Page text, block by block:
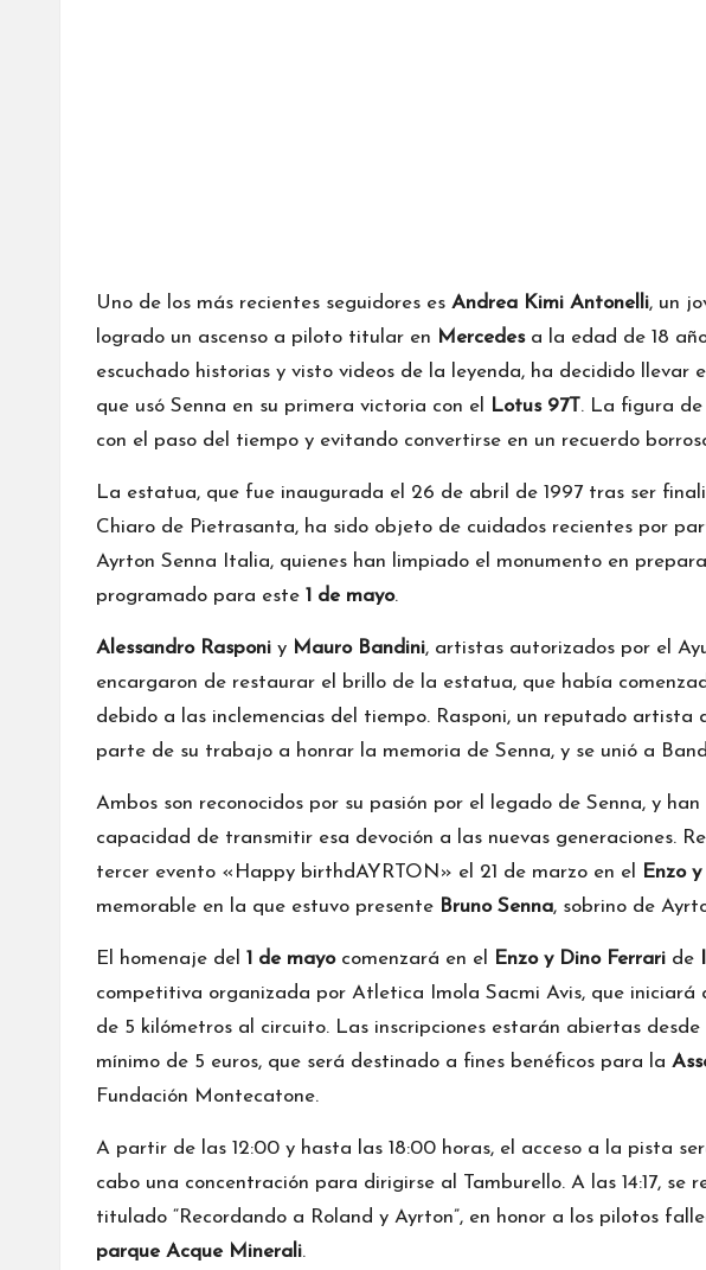
Uno de los más recientes seguidores es Andrea Kimi Antonelli, un
logrado un ascenso a piloto titular en Mercedesa la edad de 18
escuchado historias y visto videos de la leyenda, ha decidido llevar
que usó Senna en su primera victoria con el
Lotus 97T. La figura de
con el paso del tiempo y evitando convertirse en un recuerdo
La estatua, que fue inaugurada el 26 de abril de 1997 tras ser
Chiaro de Pietrasanta, ha sido objeto de cuidados recientes por
Ayrton Senna Italia, quienes han limpiado el monumento en
programado para este 1 de mayo.
Alessandro Rasponi y Mauro Bandini, artistas autorizados por el
encargaron de restaurar el brillo de la estatua, que había
debido a las inclemencias del tiempo. Rasponi, un reputado artista
parte de su trabajo a honrar la memoria de Senna, y se unió a
Ambos son reconocidos por su pasión por el legado de Senna, y han
capacidad de transmitir esa devoción a las nuevas generaciones.
tercer evento «Happy birthdAYRTON» el 21 de marzo en el
Enzo
memorable en la que estuvo presente Bruno Senna, sobrino de
El homenaje del 1 de mayocomenzará en el Enzo y Dino Ferrari de
competitiva organizada por Atletica Imola Sacmi Avis, que iniciará
de 5 kilómetros al circuito. Las inscripciones estarán abiertas
mínimo de 5 euros, que será destinado a fines benéficos para la
Fundación Montecatone.
A partir de las 12:00 y hasta las 18:00 horas, el acceso a la pista
cabo una concentración para dirigirse al Tamburello. A las 14:17, se
titulado “Recordando a Roland y Ayrton”, en honor a los pilotos
parque Acque Minerali.